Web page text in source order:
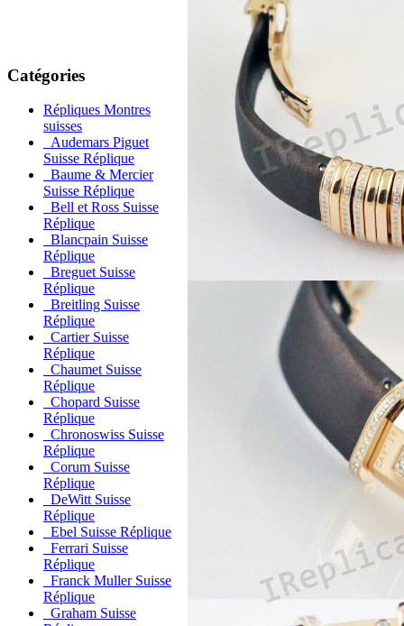
Catégories
Répliques Montres
suisses
Audemars Piguet
Suisse Réplique
Baume & Mercier
Suisse Réplique
Bell et Ross Suisse
Réplique
Blancpain Suisse
Réplique
Breguet Suisse
Réplique
Breitling Suisse
Réplique
Cartier Suisse
Réplique
Chaumet Suisse
Réplique
Chopard Suisse
Réplique
Chronoswiss Suisse
Réplique
Corum Suisse
Réplique
DeWitt Suisse
Réplique
Ebel Suisse Réplique
Ferrari Suisse
Réplique
Franck Muller Suisse
Réplique
Graham Suisse